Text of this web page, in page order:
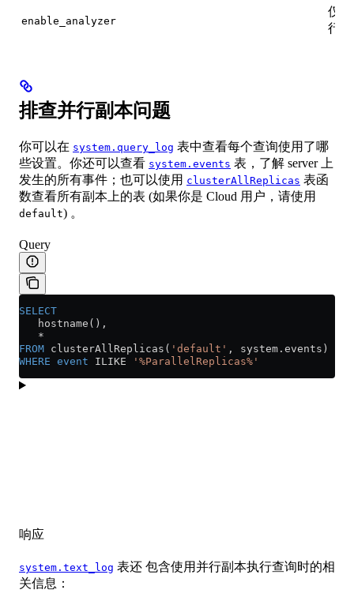
enable_analyzer
仅
行
排查并行副本问题
你可以在 system.query_log 表中查看每个查询使用了哪
些设置。你还可以查看 system.events 表，了解 server 上
发生的所有事件；也可以使用 clusterAllReplicas 表函
数查看所有副本上的表 (如果你是 Cloud 用户，请使用
default) 。
Query
SELECT
   hostname(),
   *
FROM clusterAllReplicas( 'default' , system . events )
WHERE event ILIKE '%ParallelReplicas%'
响应
system.text_log 表还 包含使用并行副本执行查询时的相
关信息：